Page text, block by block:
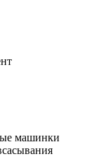
машинки